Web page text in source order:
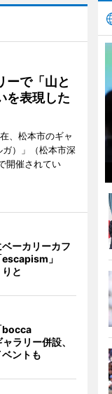
ーで「山と
表現した
、松本市のギャ
）」（松本市深
開催されてい
ーカリーカフ
escapism」
と
bocca
ラリー併設、
ントも